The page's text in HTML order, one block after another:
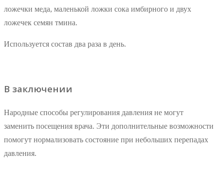
ложечки меда, маленькой ложки сока имбирного и двух
ложечек семян тмина.
Используется состав два раза в день.
В заключении
Народные способы регулирования давления не могут
заменить посещения врача. Эти дополнительные возможности
помогут нормализовать состояние при небольших перепадах
давления.